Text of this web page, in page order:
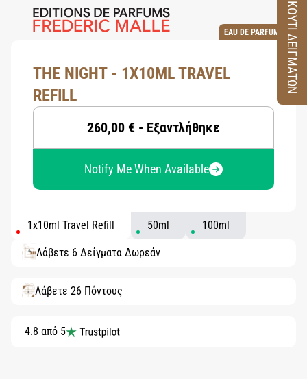
EAU DE PARFUM
THE NIGHT - 1X10ML TRAVEL
REFILL
260,00 € - Εξαντλήθηκε
Notify Me When Available
1x10ml Travel Refill 50ml 100ml
Λάβετε 6 Δείγματα Δωρεάν
Λάβετε 26 Πόντους
4.8 από 5
ΚΟΥΤΙ ΔΕΙΓΜΑΤΩΝ